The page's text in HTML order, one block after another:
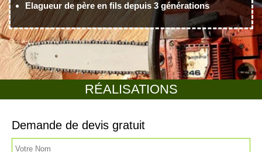
RÉALISATIONS
Elagueur de père en fils depuis 3 générations
Demande de devis gratuit